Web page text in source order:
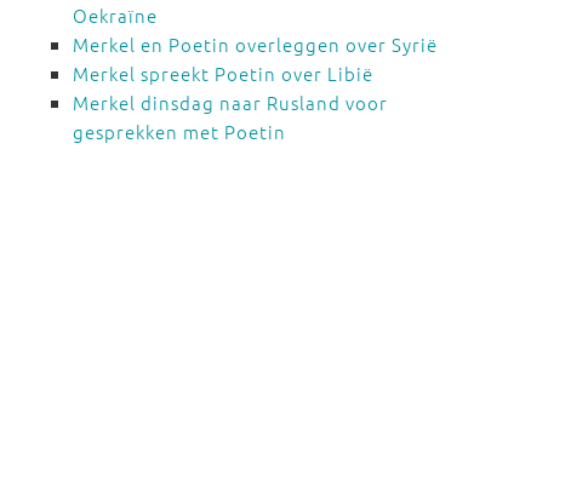
Oekraïne
Merkel en Poetin overleggen over Syrië
Merkel spreekt Poetin over Libië
Merkel dinsdag naar Rusland voor
gesprekken met Poetin